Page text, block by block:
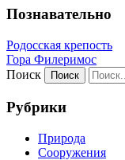
Познавательно
Родосская крепость
Гора Филеримос
Поиск
Рубрики
Природа
Сооружения